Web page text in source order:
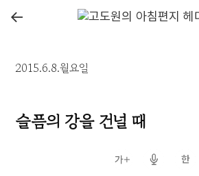
←
2015.6.8.월요일
슬픔의 강을 건널 때